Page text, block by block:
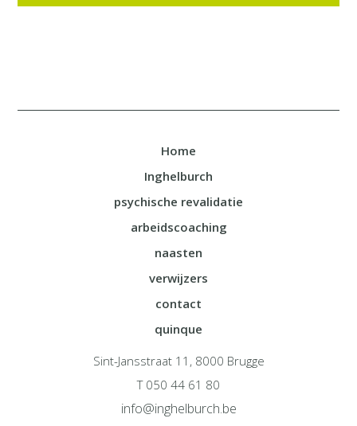
Home
Inghelburch
psychische revalidatie
arbeidscoaching
naasten
verwijzers
contact
quinque
Sint-Jansstraat 11, 8000 Brugge
T 050 44 61 80
info@inghelburch.be